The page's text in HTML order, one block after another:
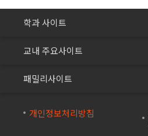
개인정보처리방침
학과 사이트
바이오생명과
화장품학과
컴퓨터시스템과
교내 주요사이트
국제교류협력센터
패밀리사이트
재능교육연수원